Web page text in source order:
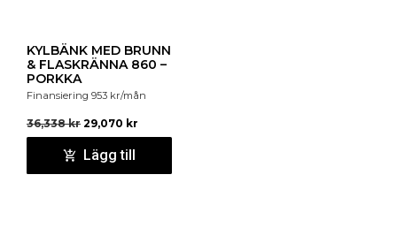
KYLBÄNK MED BRUNN
& FLASKRÄNNA 860 –
PORKKA
Finansiering 953 kr/mån
36,338kr 29,070 kr
Lägg till